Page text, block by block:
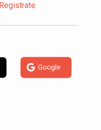
Registrate